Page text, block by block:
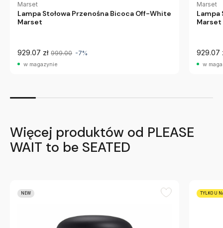
Marset
Lampa Stołowa Przenośna Bicoca Off-White
Marset
929.07 zł 999.00 -7%
w magazynie
Marset
Lampa
Marset
929.07
w
Więcej produktów od PLEASE
WAIT to be SEATED
NEW TYLKO U